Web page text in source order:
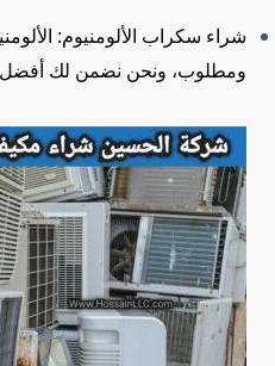
شراء سكراب الألومنيوم:
ومطلوب، ونحن نضمن لك أفضل